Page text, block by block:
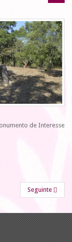
de Interesse
Seguinte